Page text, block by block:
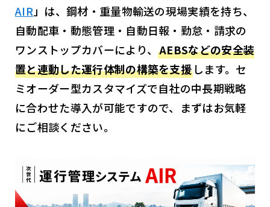
AIR 」は、鋼材・重量物輸送の現場実績を持ち、
自動配車・動態管理・自動日報・勤怠・請求の
ワンストップカバーにより、AEBSなどの安全装
置と連動した運行体制の構築を支援 します。セ
ミオーダー型カスタマイズで自社の中長期戦略
に合わせた導入が可能ですので、まずはお気軽
にご相談ください。